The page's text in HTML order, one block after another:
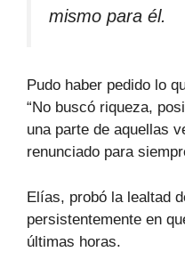
mismo para él.
Pudo haber pedido lo
“No buscó riqueza,
una parte de aquellas
renunciado para
Elías, probó la lealtad
persistentemente en
últimas horas.